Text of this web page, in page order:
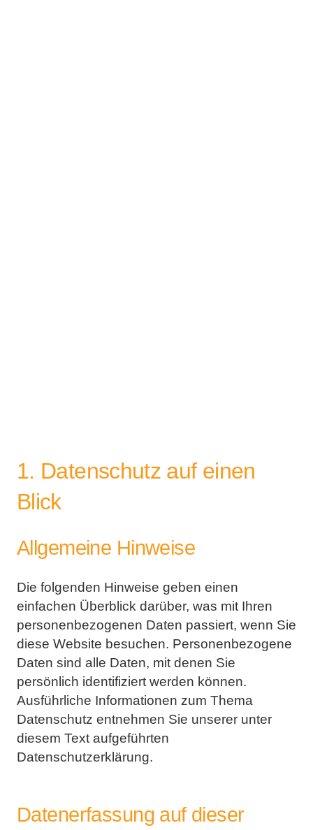
1. Datenschutz auf einen
Blick
Allgemeine Hinweise
Die folgenden Hinweise geben einen
einfachen Überblick darüber, was mit Ihren
personenbezogenen Daten passiert, wenn Sie
diese Website besuchen. Personenbezogene
Daten sind alle Daten, mit denen Sie
persönlich identifiziert werden können.
Ausführliche Informationen zum Thema
Datenschutz entnehmen Sie unserer unter
diesem Text aufgeführten
Datenschutzerklärung.
Datenerfassung auf dieser